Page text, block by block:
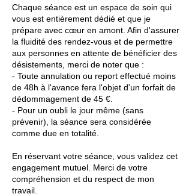
Chaque séance est un espace de soin qui
vous est entièrement dédié et que je
prépare avec cœur en amont. Afin d'assurer
la fluidité des rendez-vous et de permettre
aux personnes en attente de bénéficier des
désistements, merci de noter que :
- Toute annulation ou report effectué moins
de 48h à l'avance fera l'objet d'un forfait de
dédommagement de 45 €.
- Pour un oubli le jour même (sans
prévenir), la séance sera considérée
comme due en totalité.
En réservant votre séance, vous validez cet
engagement mutuel. Merci de votre
compréhension et du respect de mon
travail.